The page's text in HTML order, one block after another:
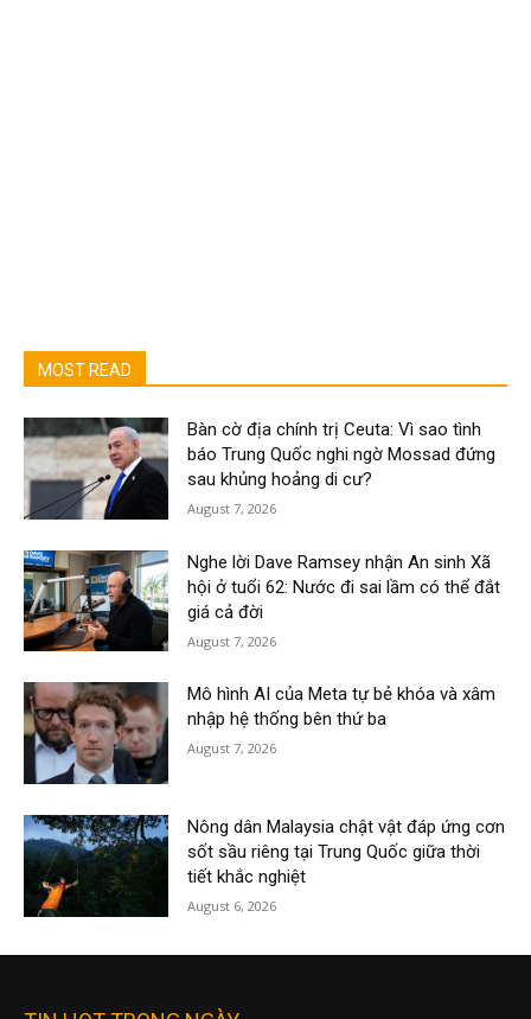
MOST READ
Bàn cờ địa chính trị Ceuta: Vì sao tình
báo Trung Quốc nghi ngờ Mossad đứng
sau khủng hoảng di cư?
August 7, 2026
Nghe lời Dave Ramsey nhận An sinh Xã
hội ở tuổi 62: Nước đi sai lầm có thể đắt
giá cả đời
August 7, 2026
Mô hình AI của Meta tự bẻ khóa và xâm
nhập hệ thống bên thứ ba
August 7, 2026
Nông dân Malaysia chật vật đáp ứng cơn
sốt sầu riêng tại Trung Quốc giữa thời
tiết khắc nghiệt
August 6, 2026